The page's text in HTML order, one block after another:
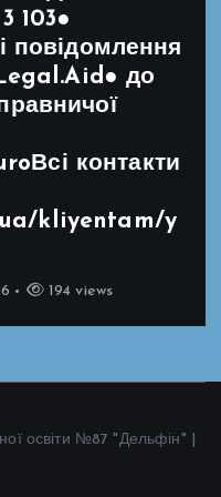
103●
повідомлення
до
контакти
kliyentam/y
194 views
освіти №87 "Дельфін" |